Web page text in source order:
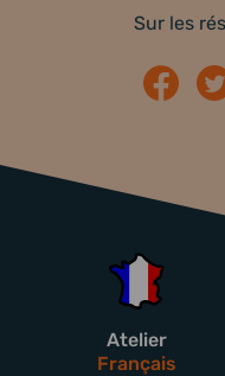
Sur les
Atelier
Français